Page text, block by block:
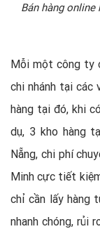
Bán hàng online
Mỗi một công ty
chi nhánh tại các
hàng tại đó, khi
dụ, 3 kho hàng
Nẵng, chi phí
Minh cực tiết
chỉ cần lấy hàng
nhanh chóng, rủi